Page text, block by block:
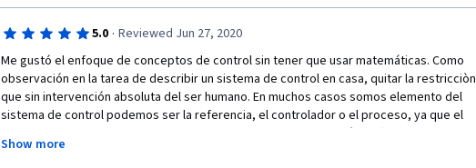
5.0 · Reviewed Jun 27, 2020
Me gustó el enfoque de conceptos de control sin tener que usar matemáticas. Como
observación en la tarea de describir un sistema de control en casa, quitar la restricciòn
que sin intervención absoluta del ser humano. En muchos casos somos elemento del
sistema de control podemos ser la referencia, el controlador o el proceso, ya que el
control se usa para asistencia a discapacitados, en la parte biológica (el cuerpo
humano es un sistema de control)  y en el día a día, (si nos gustó algo o no, si estamos
Show more